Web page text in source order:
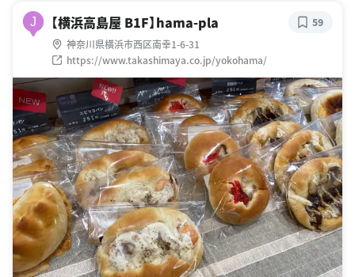
J 【横浜高島屋 B1F】hama-pla
神奈川県横浜市西区南幸1-6-31
https://www.takashimaya.co.jp/yokohama/
59